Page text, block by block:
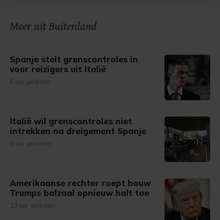
gemaakte keuze altijd wijzigen of intrekken.
Meer uit Buitenland
Spanje stelt grenscontroles in
voor reizigers uit Italië
5 uur geleden
Italië wil grenscontroles niet
intrekken na dreigement Spanje
9 uur geleden
Amerikaanse rechter roept bouw
Trumps balzaal opnieuw halt toe
10 uur geleden